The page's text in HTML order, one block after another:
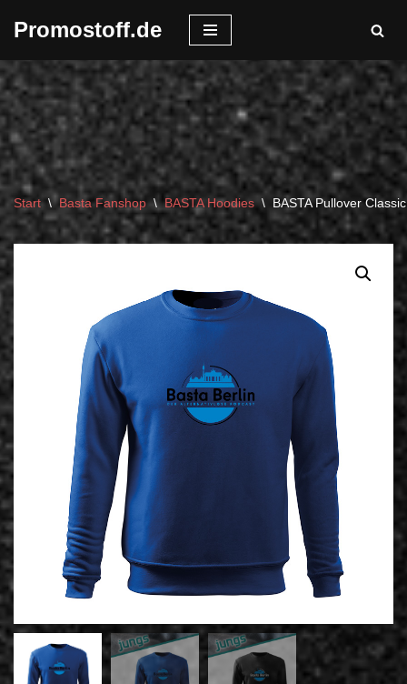
springen
Promostoff.de
Start \ Basta Fanshop \ BASTA Hoodies \ BASTA Pullover